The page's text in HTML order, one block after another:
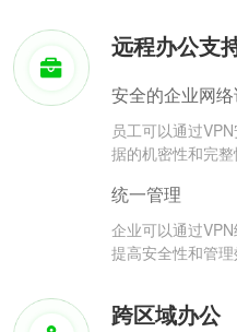
远程办公支
安全的企业网
员工可以通过
据的机密性和完整
统一管理
企业可以通过
提高安全性和管理
跨区域办公